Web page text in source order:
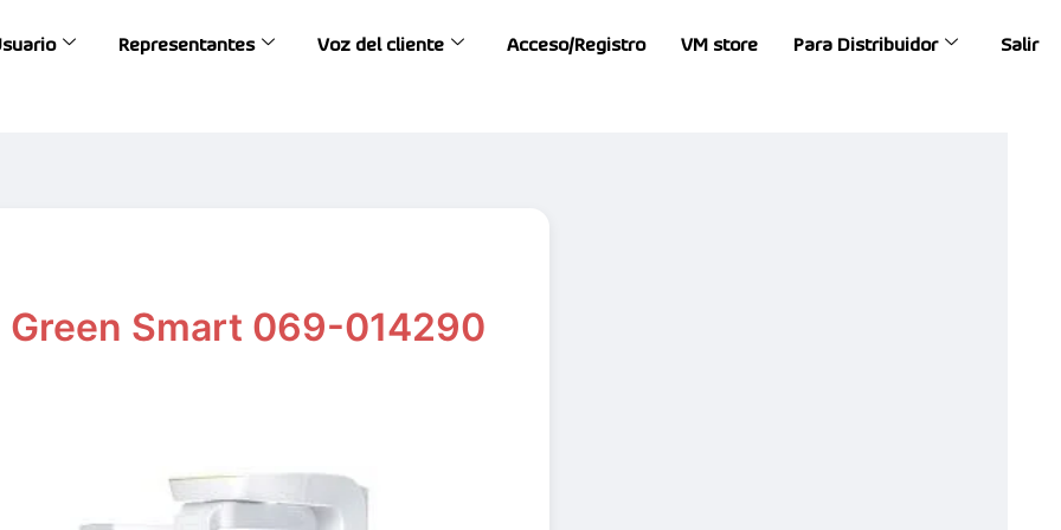
Representantes Voz del cliente Acceso/Registro VM store Para Distribuidor Salir
Green Smart 069-014290